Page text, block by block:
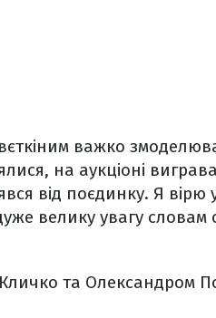
важко
на аукціоні
від поєдинку. Я
велику увагу
та Олександром